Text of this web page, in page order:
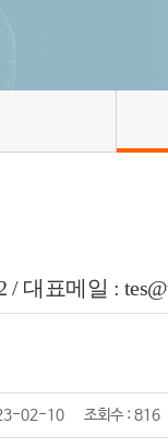
/ 대표메일 :
02-10 조회수 : 816